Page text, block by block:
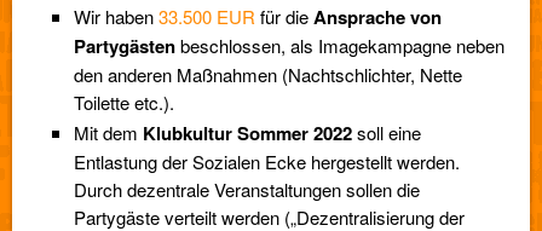
Wir haben33.500 EUR für dieAnsprache von
Partygästenbeschlossen, als Imagekampagne neben
den anderen Maßnahmen (Nachtschlichter, Nette
Toilette etc.).
Mit dem Klubkultur Sommer 2022soll eine
Entlastung der Sozialen Ecke hergestellt werden.
Durch dezentrale Veranstaltungen sollen die
Partygäste verteilt werden („Dezentralisierung der